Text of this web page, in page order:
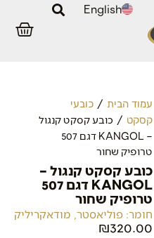
English
עמוד הבית /כובעי
קסקט / כובע קסקט קנגול
– KANGOL דגם 507
טרופיק שחור
כובע קסקט קנגול –
KANGOL דגם 507
טרופיק שחור
חומר: פוליאסטר, מודאקריליק
₪320.00